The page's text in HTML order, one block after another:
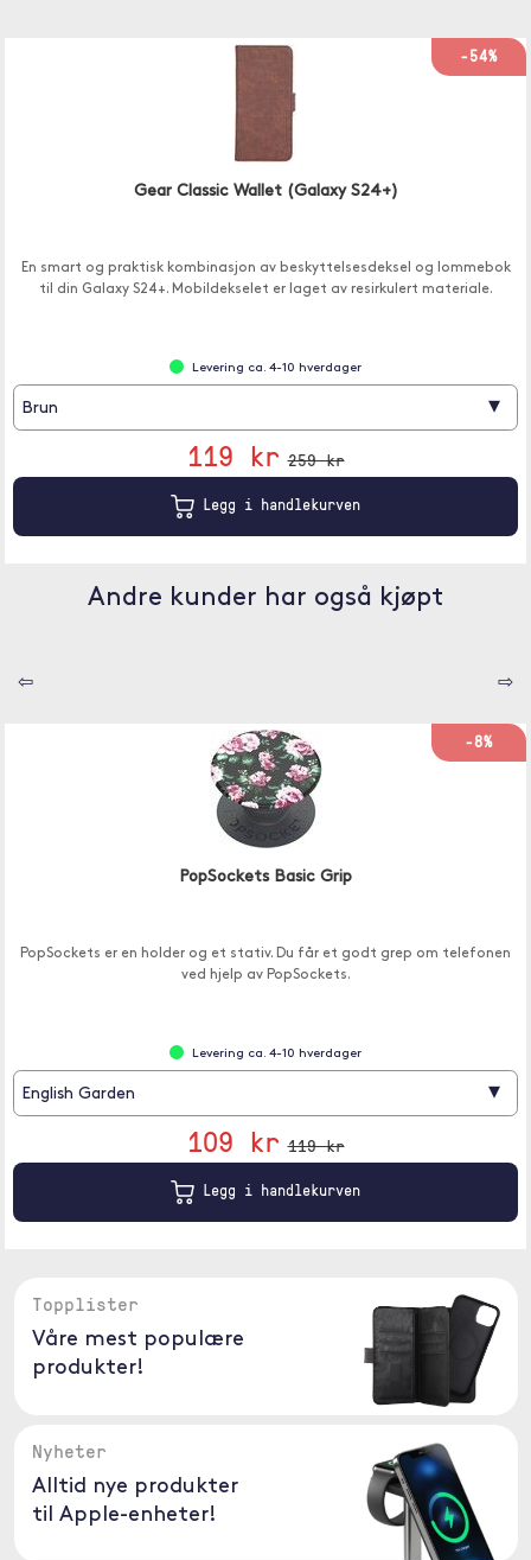
-54%
Gear Classic Wallet (Galaxy S24+)
En smart og praktisk kombinasjon av beskyttelsesdeksel og lommebok
til din Galaxy S24+. Mobildekselet er laget av resirkulert materiale.
Levering ca. 4-10 hverdager
Brun ▾
119 kr 259 kr
Legg i handlekurven
Andre kunder har også kjøpt
⇦ ⇨
-8%
PopSockets Basic Grip
PopSockets er en holder og et stativ. Du får et godt grep om telefonen
ved hjelp av PopSockets.
Levering ca. 4-10 hverdager
English Garden ▾
109 kr 119 kr
Legg i handlekurven
Topplister
Våre mest populære
produkter!
Nyheter
Alltid nye produkter
til Apple-enheter!